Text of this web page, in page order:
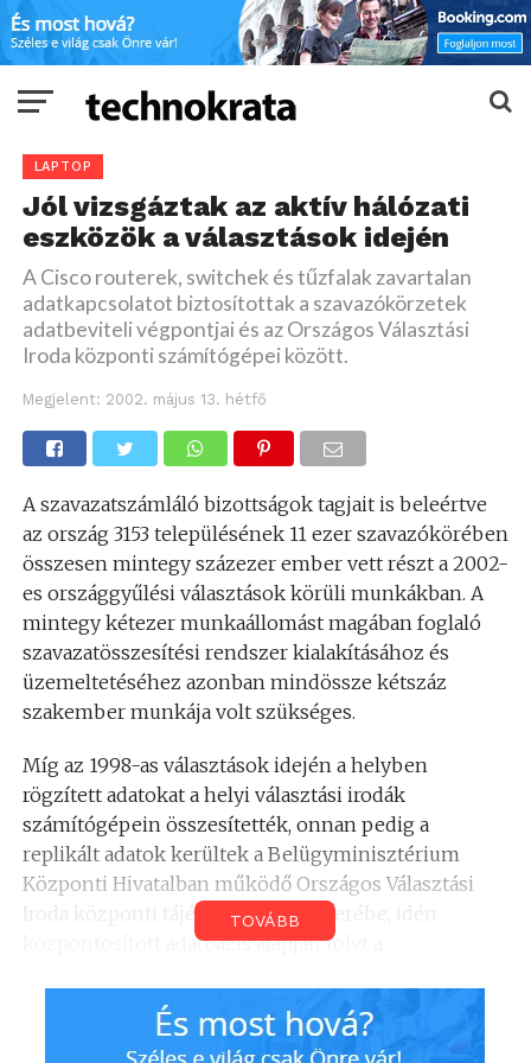
LAPTOP
Jól vizsgáztak az aktív hálózati
eszközök a választások idején
A Cisco routerek, switchek és tűzfalak zavartalan
adatkapcsolatot biztosítottak a szavazókörzetek
adatbeviteli végpontjai és az Országos Választási
Iroda központi számítógépei között.
Megjelent: 2002. május 13. hétfő
A szavazatszámláló bizottságok tagjait is beleértve
az ország 3153 településének 11 ezer szavazókörében
összesen mintegy százezer ember vett részt a 2002-
es országgyűlési választások körüli munkákban. A
mintegy kétezer munkaállomást magában foglaló
szavazatösszesítési rendszer kialakításához és
üzemeltetéséhez azonban mindössze kétszáz
szakember munkája volt szükséges.
Míg az 1998-as választások idején a helyben
rögzített adatokat a helyi választási irodák
számítógépein összesítették, onnan pedig a
replikált adatok kerültek a Belügyminisztérium
Központi Hivatalban működő Országos Választási
Iroda központi tájékoztató rendszerébe, idén
központosított adatbázis alapján folyt a
Krisztina, az Országos Választási Iroda informatikai
TOVÁBB